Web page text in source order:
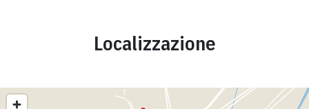
Localizzazione